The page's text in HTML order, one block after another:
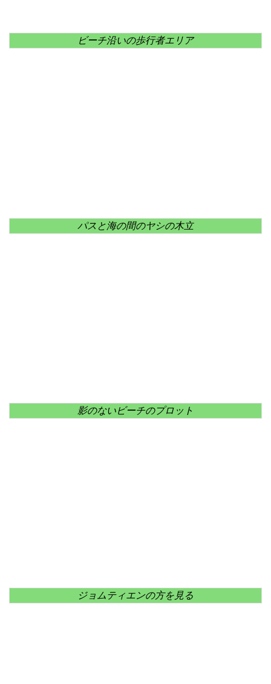
ビーチ沿いの歩行者エリア
パスと海の間のヤシの木立
影のないビーチのプロット
ジョムティエンの方を見る